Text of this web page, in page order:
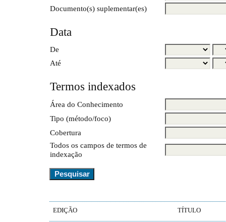
Documento(s) suplementar(es)
Data
De
Até
Termos indexados
Área do Conhecimento
Tipo (método/foco)
Cobertura
Todos os campos de termos de
indexação
EDIÇÃO TÍTULO